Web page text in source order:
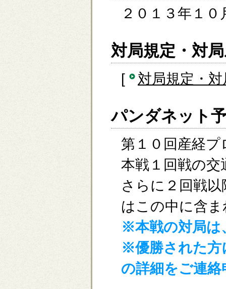
２０１３年１
対局規定・対
[ 対局規定・
パンダネット
第１０回産経
本戦１回戦の交
さらに２回戦
はこの中に含
※本戦の対局は
※優勝された方
の詳細をご連